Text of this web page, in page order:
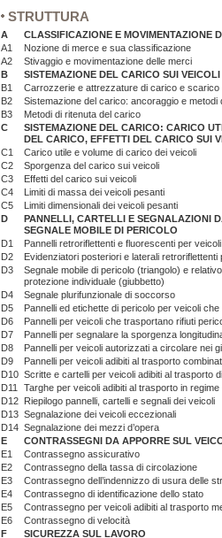
STRUTTURA
A
CLASSIFICAZIONE E MOVIMENTAZIONE
A1
Nozione di merce e sua classificazione
A2
Stivaggio e movimentazione delle merci
B
SISTEMAZIONE DEL CARICO SUI VEICOLI
B1
Carrozzerie e attrezzature di carico e scarico
B2
Sistemazione del carico: ancoraggio e metodi
B3
Metodi di ritenuta del carico
C
SISTEMAZIONE DEL CARICO: CARICO
DEL CARICO, EFFETTI DEL CARICO SUI
C1
Carico utile e volume di carico dei veicoli
C2
Sporgenza del carico sui veicoli
C3
Effetti del carico sui veicoli
C4
Limiti di massa dei veicoli pesanti
C5
Limiti dimensionali dei veicoli pesanti
D
PANNELLI, CARTELLI E SEGNALAZIONI
SEGNALE MOBILE DI PERICOLO
D1
Pannelli retroriflettenti e fluorescenti per
D2
Evidenziatori posteriori e laterali retroriflettenti
D3
Segnale mobile di pericolo (triangolo) e
protezione individuale (giubbetto)
D4
Segnale plurifunzionale di soccorso
D5
Pannelli ed etichette di pericolo per veicoli
D6
Pannelli per veicoli che trasportano rifiuti
D7
Pannelli per segnalare la sporgenza
D8
Pannelli per veicoli autorizzati a circolare nei
D9
Pannelli per veicoli adibiti al trasporto
D10 Scritte e cartelli per veicoli adibiti al trasporto
D11
Targhe per veicoli adibiti al trasporto in regime
D12 Riepilogo pannelli, cartelli e segnali dei veicoli
D13 Segnalazione dei veicoli eccezionali
D14 Segnalazione dei mezzi d’opera
E
CONTRASSEGNI DA APPORRE SUL
E1
Contrassegno assicurativo
E2
Contrassegno della tassa di circolazione
E3
Contrassegno dell’indennizzo di usura delle
E4
Contrassegno di identificazione dello stato
E5
Contrassegno per veicoli adibiti al trasporto
E6
Contrassegno di velocità
F
SICUREZZA SUL LAVORO